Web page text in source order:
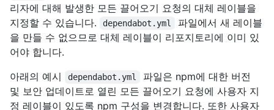
리자에 대해 발생한 모든 끌어오기 요청의 대체 레이블을
지정할 수 있습니다.
dependabot.yml
파일에서 새 레이블
을 만들 수 없으므로 대체 레이블이 리포지토리에 이미 있
어야 합니다.
아래의 예시
dependabot.yml
파일은 npm에 대한 버전
및 보안 업데이트로 열린 모든 끌어오기 요청에 사용자 지
정 레이블이 있도록 npm 구성을 변경합니다. 또한 사용자